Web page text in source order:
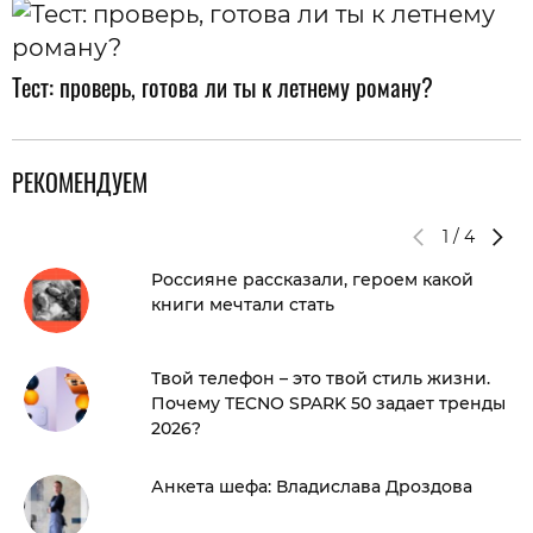
Тест: проверь, готова ли ты к летнему роману?
РЕКОМЕНДУЕМ
1 / 4
Россияне рассказали, героем какой
книги мечтали стать
Твой телефон – это твой стиль жизни.
Почему TECNO SPARK 50 задает тренды
2026?
Анкета шефа: Владислава Дроздова